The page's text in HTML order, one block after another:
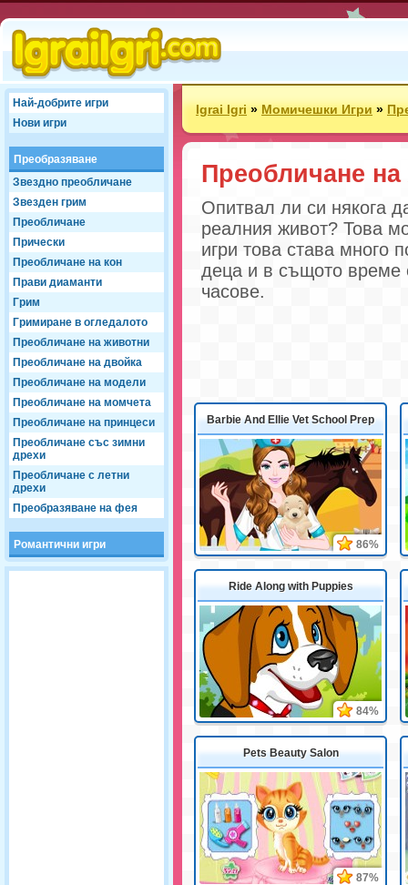
Най-добрите игри
Нови игри
Преобразяване
Звездно преобличане
Звезден грим
Преобличане
Прически
Преобличане на кон
Прави диаманти
Грим
Гримиране в огледалото
Преобличане на животни
Преобличане на двойка
Преобличане на модели
Преобличане на момчета
Преобличане на принцеси
Преобличане със зимни
дрехи
Преобличане с летни
дрехи
Преобразяване на фея
Романтични игри
Igrai Igri»Момичешки Игри»
Преобличане
Опитвал ли си някога
реалния живот? Това
игри това става много
деца и в същото време
часове.
Barbie And Ellie Vet School Prep
86%
Ride Along with Puppies
84%
Pets Beauty Salon
87%